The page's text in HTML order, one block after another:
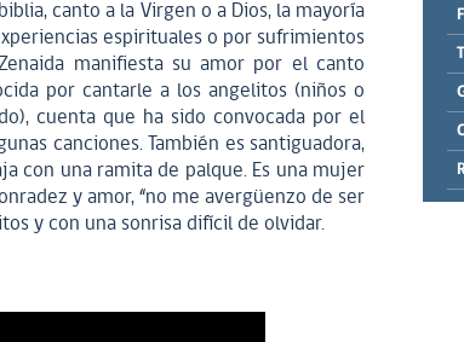
canto a la Virgen o a Dios, la mayoría
espirituales o por sufrimientos
manifiesta su amor por el canto
por cantarle a los angelitos (niños o
cuenta que ha sido convocada por el
canciones. También es santiguadora,
con una ramita de palque. Es una mujer
y amor, “no me avergüenzo de ser
y con una sonrisa difícil de olvidar.